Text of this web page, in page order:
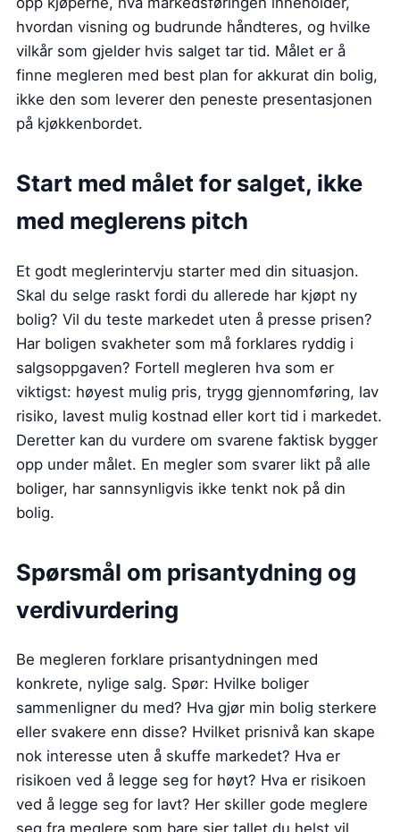
hvordan visning og budrunde håndteres, og hvilke
vilkår som gjelder hvis salget tar tid. Målet er å
finne megleren med best plan for akkurat din bolig,
ikke den som leverer den peneste presentasjonen
på kjøkkenbordet.
Start med målet for salget, ikke
med meglerens pitch
Et godt meglerintervju starter med din situasjon.
Skal du selge raskt fordi du allerede har kjøpt ny
bolig? Vil du teste markedet uten å presse prisen?
Har boligen svakheter som må forklares ryddig i
salgsoppgaven? Fortell megleren hva som er
viktigst: høyest mulig pris, trygg gjennomføring, lav
risiko, lavest mulig kostnad eller kort tid i markedet.
Deretter kan du vurdere om svarene faktisk bygger
opp under målet. En megler som svarer likt på alle
boliger, har sannsynligvis ikke tenkt nok på din
bolig.
Spørsmål om prisantydning og
verdivurdering
Be megleren forklare prisantydningen med
konkrete, nylige salg. Spør: Hvilke boliger
sammenligner du med? Hva gjør min bolig sterkere
eller svakere enn disse? Hvilket prisnivå kan skape
nok interesse uten å skuffe markedet? Hva er
risikoen ved å legge seg for høyt? Hva er risikoen
ved å legge seg for lavt? Her skiller gode meglere
seg fra meglere som bare sier tallet du helst vil